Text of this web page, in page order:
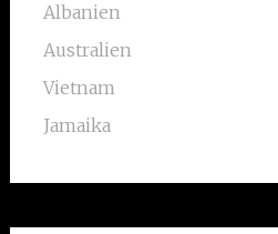
Albanien
Australien
Vietnam
Jamaika